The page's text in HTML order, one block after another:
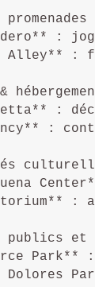
promenades
:
Alley** :
:
:
:
publics
Park**
Dolores